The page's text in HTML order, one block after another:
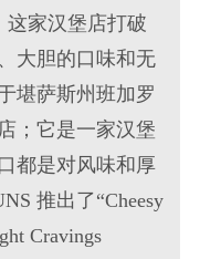
这家汉堡店打破
大胆的口味和无
堪萨斯州班加罗
；它是一家汉堡
都是对风味和厚
推出了“Cheesy
Cravings